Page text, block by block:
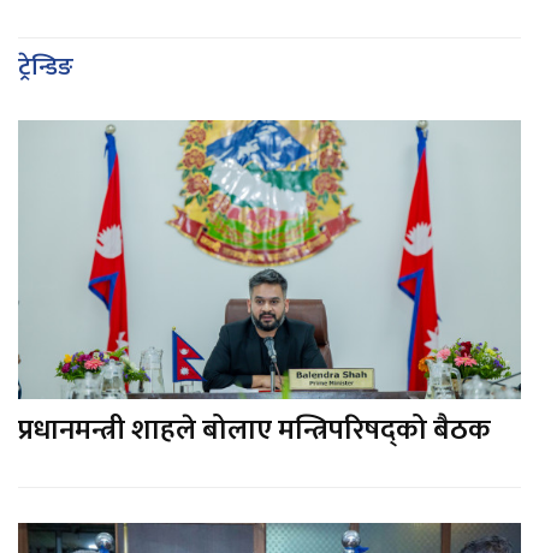
ट्रेन्डिङ
प्रधानमन्त्री शाहले बोलाए मन्त्रिपरिषद्को बैठक